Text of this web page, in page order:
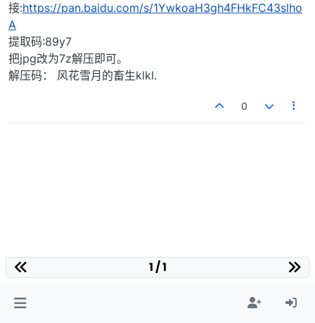
接:https://pan.baidu.com/s/1YwkoaH3gh4FHkFC43slho
A
提取码:89y7
把jpg改为7z解压即可。
解压码： 风花雪月的畜生klkl.
0
1 / 1